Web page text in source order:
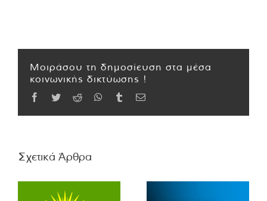
Μοιράσου τη δημοσίευση στα μέσα
κοινωνικής δικτύωσης !
Facebook
TwitterReddit WhatsApp
TumblrEmail
Σχετικά Άρθρα